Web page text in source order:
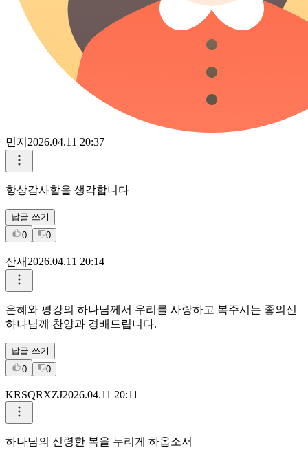
민지 2026.04.11 20:37
항상감사합을 생각합니다
답글 쓰기
0
0
산새2026.04.11 20:14
은혜와 평강의 하나님께서 우리를 사랑하고 복주시는 좋의신
하나님께 찬양과 경배드립니다.
답글 쓰기
0
0
KRSQRXZJ2026.04.11 20:11
하나님의 신령한 복을 누리게 하옵소서